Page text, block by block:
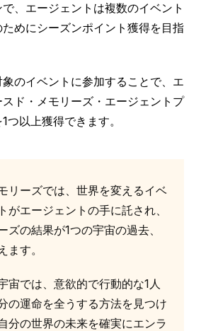
、エージェントは複数のイベント
めにシーズンポイント獲得を目指
のイベントに参加することで、エ
ド・メモリーズ・エージェントプ
つ以上獲得できます。
リーズでは、世界を変えるイベ
がエージェントの手に託され、
ズの結果が1つの宇宙の過去、
ます。
宙では、意欲的で行動的な1人
の運命を全うする方法を見つけ
分の世界の未来を確実にエンラ